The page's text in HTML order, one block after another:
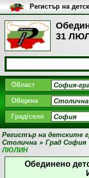
31
Регистър на
България
Област
Община
Град/село
Регистър на детските
Столична » Град София
ЛЮЛИН
Обединено